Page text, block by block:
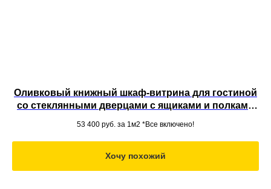
Оливковый книжный шкаф-витрина для гостиной
со стеклянными дверцами с ящиками и полками
53 400 руб. за 1м2 *Все включено!
Хочу похожий